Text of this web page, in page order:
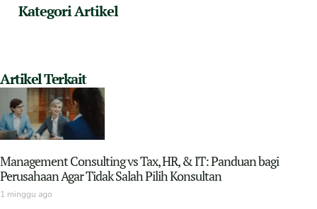
Kategori Artikel
Artikel Terkait
Management Consulting vs Tax, HR, & IT: Panduan bagi
Perusahaan Agar Tidak Salah Pilih Konsultan
1 minggu ago